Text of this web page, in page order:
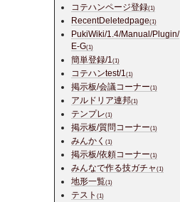
コテハンページ登録(1)
RecentDeletedpage(1)
PukiWiki/1.4/Manual/Plugin/
E-G(1)
簡単登録/1 (1)
コテハンtest/1 (1)
掲示板/会議コーナー(1)
アルドリア連邦(1)
テンプレ(1)
掲示板/質問コーナー(1)
みんかく (1)
掲示板/依頼コーナー(1)
みんなで作る技ガチャ (1)
地形一覧(1)
テスト (1)